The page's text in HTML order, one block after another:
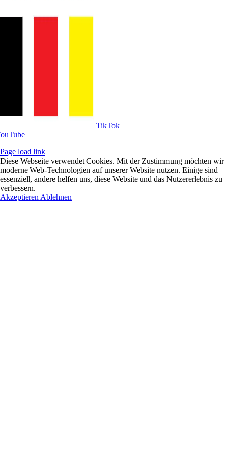
Tik­Tok
Page load link
Diese Webseite verwendet Cookies. Mit der Zustimmung möchten wir
moderne Web-Technologien auf unserer Website nutzen. Einige sind
essenziell, andere helfen uns, diese Website und das Nutzererlebnis zu
verbessern.
Akzeptieren Ablehnen